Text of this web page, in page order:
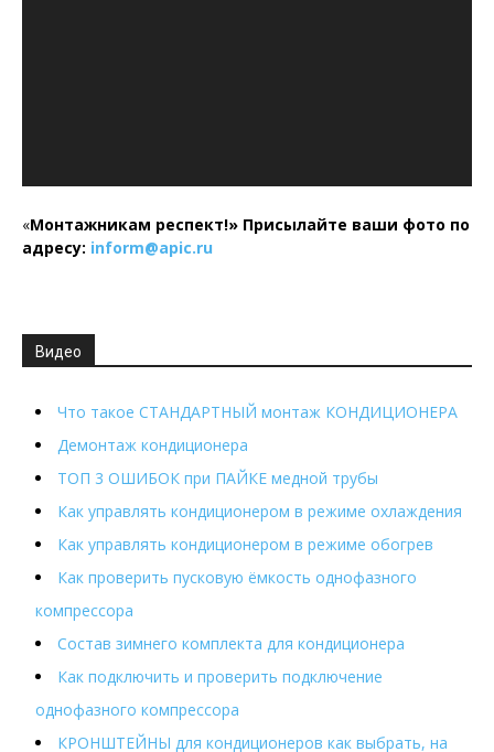
«Монтажникам респект!» Присылайте ваши фото по
адресу: inform@apic.ru
Видео
Что такое СТАНДАРТНЫЙ монтаж КОНДИЦИОНЕРА
Демонтаж кондиционера
ТОП 3 ОШИБОК при ПАЙКЕ медной трубы
Как управлять кондиционером в режиме охлаждения
Как управлять кондиционером в режиме обогрев
Как проверить пусковую ёмкость однофазного
компрессора
Состав зимнего комплекта для кондиционера
Как подключить и проверить подключение
однофазного компрессора
КРОНШТЕЙНЫ для кондиционеров как выбрать, на